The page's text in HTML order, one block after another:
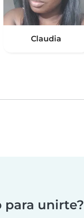
Claudia
para unirte?